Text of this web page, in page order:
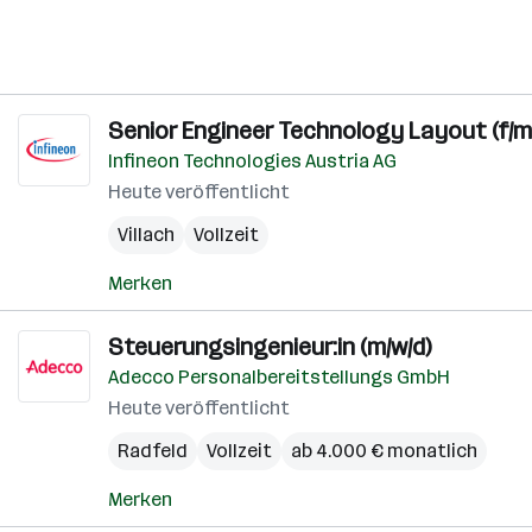
Senior Engineer Technology Layout (f/
Infineon Technologies Austria AG
Heute veröffentlicht
Villach
Vollzeit
Merken
Steuerungsingenieur:in (m/w/d)
Adecco Personalbereitstellungs GmbH
Heute veröffentlicht
Radfeld
Vollzeit ab 4.000 € monatlich
Merken